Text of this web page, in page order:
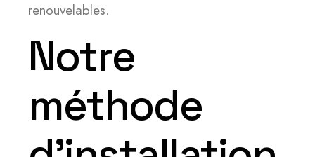
renouvelables.
Notre
méthode